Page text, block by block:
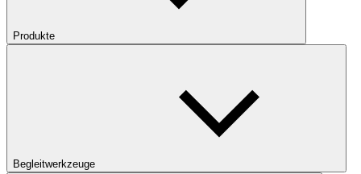
Produkte
Begleitwerkzeuge